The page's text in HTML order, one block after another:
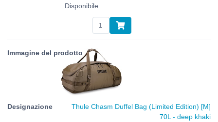
Disponibile
Thule Chasm Duffel Bag (Limited Edition) [M]
70L - deep khaki